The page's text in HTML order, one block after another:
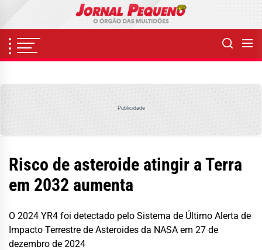
content
Publicidade
Risco de asteroide atingir a Terra
em 2032 aumenta
O 2024 YR4 foi detectado pelo Sistema de Último Alerta de
Impacto Terrestre de Asteroides da NASA em 27 de
dezembro de 2024